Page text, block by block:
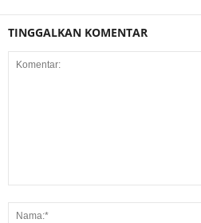
TINGGALKAN KOMENTAR